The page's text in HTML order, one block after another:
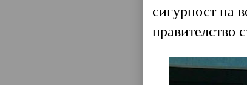
сигурност на
правителство